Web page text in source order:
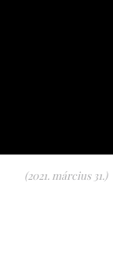
(2021. március 31.)